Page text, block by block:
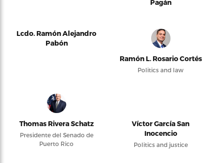
Pagán
Lcdo. Ramón Alejandro
Pabón
Ramón L. Rosario Cortés
Politics and law
Thomas Rivera Schatz
Presidente del Senado de
Puerto Rico
Víctor García San
Inocencio
Politics and justice